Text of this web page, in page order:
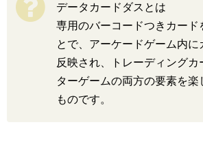
データカードダスとは
専用のバーコードつきカード
とで、アーケードゲーム内
反映され、トレーディングカ
ターゲームの両方の要素を楽
ものです。